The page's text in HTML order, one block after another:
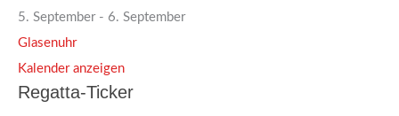
5. September- 6. September
Glasenuhr
Kalender anzeigen
Regatta-Ticker